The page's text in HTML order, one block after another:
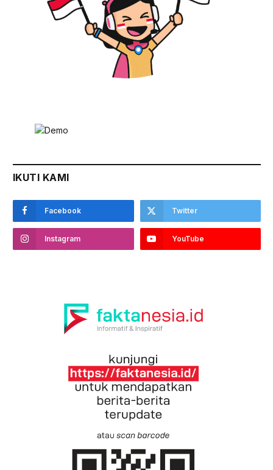
IKUTI KAMI
Facebook Twitter
Instagram YouTube